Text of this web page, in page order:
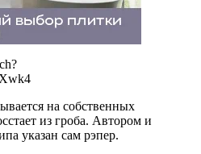
на собственных
из гроба. Автором и
указан сам рэпер.